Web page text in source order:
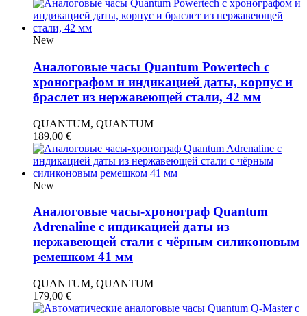
New
Аналоговые часы Quantum Powertech с
хронографом и индикацией даты, корпус и
браслет из нержавеющей стали, 42 мм
QUANTUM, QUANTUM
189,00 €
New
Аналоговые часы-хронограф Quantum
Adrenaline с индикацией даты из
нержавеющей стали с чёрным силиконовым
ремешком 41 мм
QUANTUM, QUANTUM
179,00 €